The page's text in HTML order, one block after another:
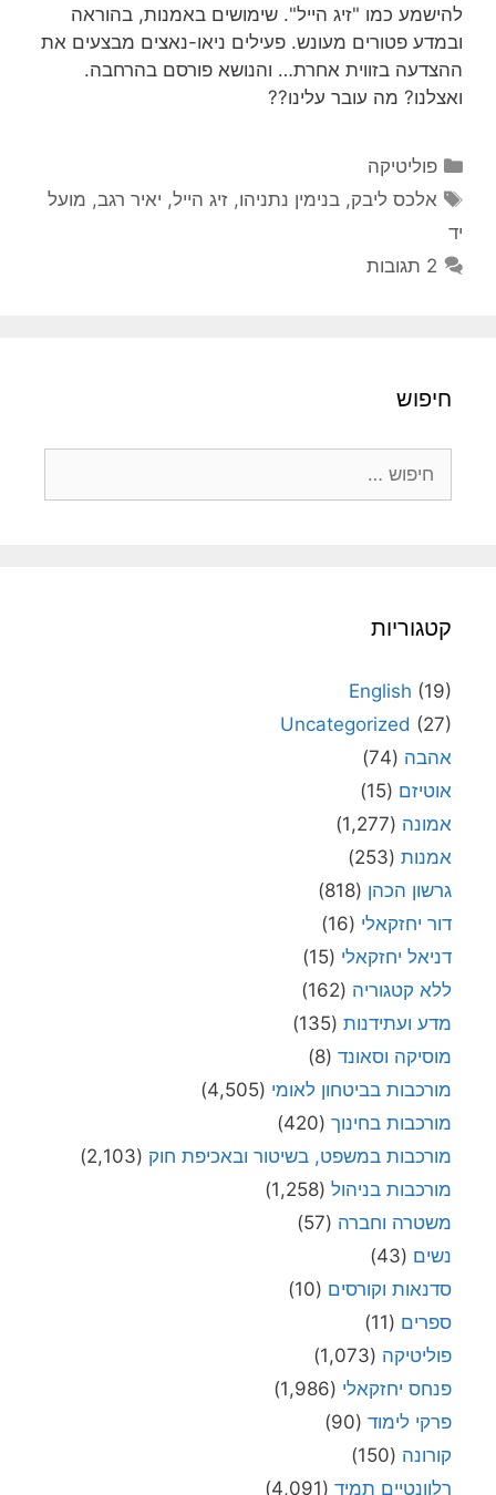
להישמע כמו "זיג הייל". שימושים באמנות, בהוראה
ובמדע פטורים מעונש. פעילים ניאו-נאצים מבצעים את
ההצדעה בזווית אחרת… והנושא פורסם בהרחבה.
ואצלנו? מה עובר עלינו??
קטגוריות
פוליטיקה
תגיות
אלכס ליבק,בנימין נתניהו,זיג הייל, יאיר רגב, מועל
יד
2 תגובות
חיפוש
קטגוריות
English (19)
Uncategorized (27)
אהבה (74)
אוטיזם (15)
אמונה (1,277)
אמנות (253)
גרשון הכהן (818)
דור יחזקאלי (16)
דניאל יחזקאלי (15)
ללא קטגוריה (162)
מדע ועתידנות (135)
מוסיקה וסאונד (8)
מורכבות בביטחון לאומי (4,505)
מורכבות בחינוך (420)
מורכבות במשפט, בשיטור ובאכיפת חוק (2,103)
מורכבות בניהול (1,258)
משטרה וחברה (57)
נשים (43)
סדנאות וקורסים (10)
ספרים (11)
פוליטיקה (1,073)
פנחס יחזקאלי (1,986)
פרקי לימוד (90)
קורונה (150)
רלוונטיים תמיד (4,091)